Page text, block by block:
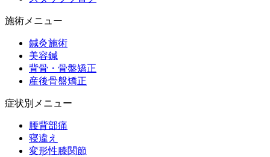
施術メニュー
鍼灸施術
美容鍼
背骨・骨盤矯正
産後骨盤矯正
症状別メニュー
腰背部痛
寝違え
変形性膝関節